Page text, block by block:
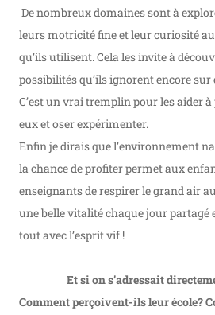
De nombreux domaines sont à
leurs motricité fine et leur curiosité
qu’ils utilisent. Cela les invite à
possibilités qu’ils ignorent encore sur
C’est un vrai tremplin pour les aider
eux et oser expérimenter.
Enfin je dirais que l’environnement
la chance de profiter permet aux
enseignants de respirer le grand air
une belle vitalité chaque jour partagé
tout avec l’esprit vif !
Et si on s’adressait
Comment perçoivent-ils leur école?